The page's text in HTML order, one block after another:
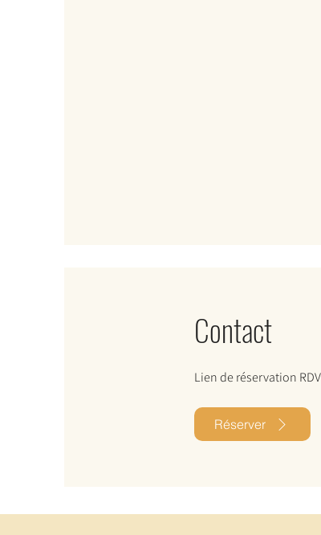
Contact
Lien de réservation
Réserver